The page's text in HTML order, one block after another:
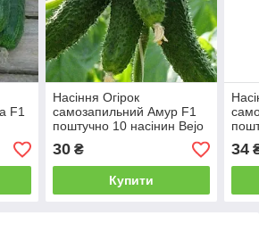
F1
Насіння Огірок
самозапильний Амур F1
поштучно 10 насінин Bejo
30₴
Купити
34